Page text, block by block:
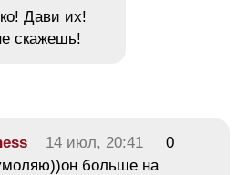
Дави их!
скажешь!
14 июл, 20:41
0
больше на